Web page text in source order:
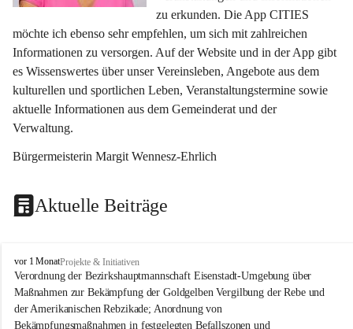
zu erkunden. Die App CITIES
möchte ich ebenso sehr empfehlen, um sich mit zahlreichen
Informationen zu versorgen. Auf der Website und in der App gibt
es Wissenswertes über unser Vereinsleben, Angebote aus dem
kulturellen und sportlichen Leben, Veranstaltungstermine sowie
aktuelle Informationen aus dem Gemeinderat und der
Verwaltung.
Bürgermeisterin Margit Wennesz-Ehrlich
Aktuelle Beiträge
O
s
l
i
p
vor 1 MonatProjekte & Initiativen
Verordnung der Bezirkshauptmannschaft Eisenstadt-Umgebung über
Maßnahmen zur Bekämpfung der Goldgelben Vergilbung der Rebe und
der Amerikanischen Rebzikade; Anordnung von
Bekämpfungsmaßnahmen in festgelegten Befallszonen und